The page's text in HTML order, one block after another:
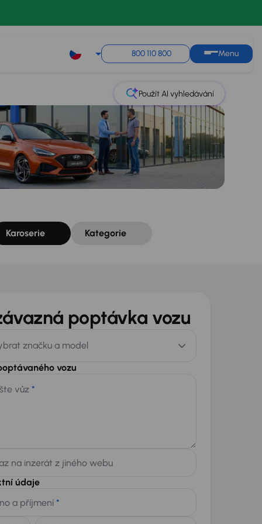
800 110 800 Menu
Použít AI vyhledávání
Karoserie Kategorie
poptávka vozu
značku a model
vozu
vůz *
na inzerát z jiného webu
údaje
a příjmení *